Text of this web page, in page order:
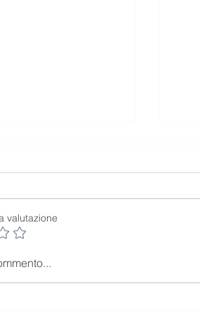
di DHL "Graffia" la Pista di
valutazione